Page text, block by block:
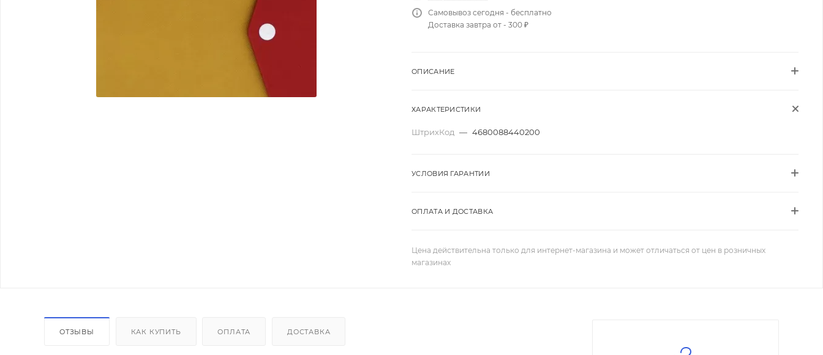
Самовывоз сегодня - бесплатно
Доставка завтра от - 300 ₽
ОПИСАНИЕ
ХАРАКТЕРИСТИКИ
ШтрихКод — 4680088440200
УСЛОВИЯ ГАРАНТИИ
ОПЛАТА И ДОСТАВКА
Цена действительна только для интернет-магазина и может отличаться от цен в розничных
магазинах
ОТЗЫВЫ КАК КУПИТЬ ОПЛАТА ДОСТАВКА